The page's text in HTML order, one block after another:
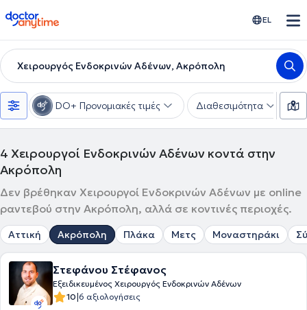
doctoranytime EL
Χειρουργός Ενδοκρινών Αδένων, Ακρόπολη
DO+ Προνομιακές τιμές Διαθεσιμότητα
4 Χειρουργοί Ενδοκρινών Αδένων κοντά στην
Ακρόπολη
Δεν βρέθηκαν Χειρουργοί Ενδοκρινών Αδένων με online
ραντεβού στην Ακρόπολη, αλλά σε κοντινές περιοχές.
Αττική Ακρόπολη Πλάκα Μετς Μοναστηράκι
Στεφάνου Στέφανος
Εξειδικευμένος Χειρουργός Ενδοκρινών Αδένων
10|6 αξιολογήσεις